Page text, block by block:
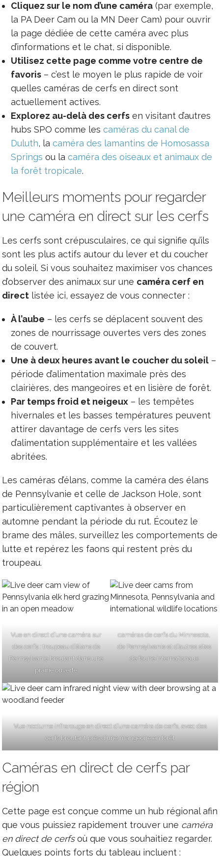
Cliquez sur le nom d’une caméra(par exemple,
la PA Deer Cam ou la MN Deer Cam) pour ouvrir
la page dédiée de cette caméra avec plus
d’informations et le chat, si disponible.
Utilisez cette page comme votre centre de
favoris– c’est le moyen le plus rapide de voir
quelles caméras de cerfs en direct sont
actuellement actives.
Explorez au-delà des cerfsen visitant d’autres
hubs SPO comme les caméras du canal de
Duluth, la caméra des lamantins de Homosassa
Springs ou la caméra des oiseaux et animaux de
la forêt tropicale.
Meilleurs moments pour regarder
une caméra en direct sur les cerfs
Les cerfs sont crépusculaires, ce qui signifie qu’ils
sont les plus actifs autour du lever et du coucher
du soleil. Si vous souhaitez maximiser vos chances
d’observer des animaux sur une caméra cerf en
direct listée ici, essayez de vous connecter :
À l’aube – les cerfs se déplacent souvent des
zones de nourrissage ouvertes vers des zones
de couvert.
Une à deux heures avant le coucher du soleil–
période d’alimentation maximale près des
clairières, des mangeoires et en lisière de forêt.
Par temps froid et neigeux– les tempêtes
hivernales et les basses températures peuvent
attirer davantage de cerfs vers les sites
d’alimentation supplémentaire et les vallées
abritées.
Les caméras d’élans, comme la caméra des élans
de Pennsylvanie et celle de Jackson Hole, sont
particulièrement captivantes à observer en
automne pendant la période du rut. Écoutez le
brame des mâles, surveillez les comportements de
lutte et repérez les faons qui restent près du
troupeau.
Vue en direct d’une caméra sur
des cerfs : troupeau d’élans de
Pennsylvanie broutant dans une
prairie ouverte
caméras de cerfs du Minnesota,
de Pennsylvanie et d’autres sites
de faune internationaux
Vue nocturne infrarouge en direct d’une caméra de cerfs, avec des
cerfs broutant près d’une mangeoire en forêt
Caméras en direct de cerfs par
région
Cette page est conçue comme un hub régional afin
que vous puissiez rapidement trouver une caméra
en direct de cerfsoù que vous souhaitiez regarder.
Quelques points forts du tableau incluent :